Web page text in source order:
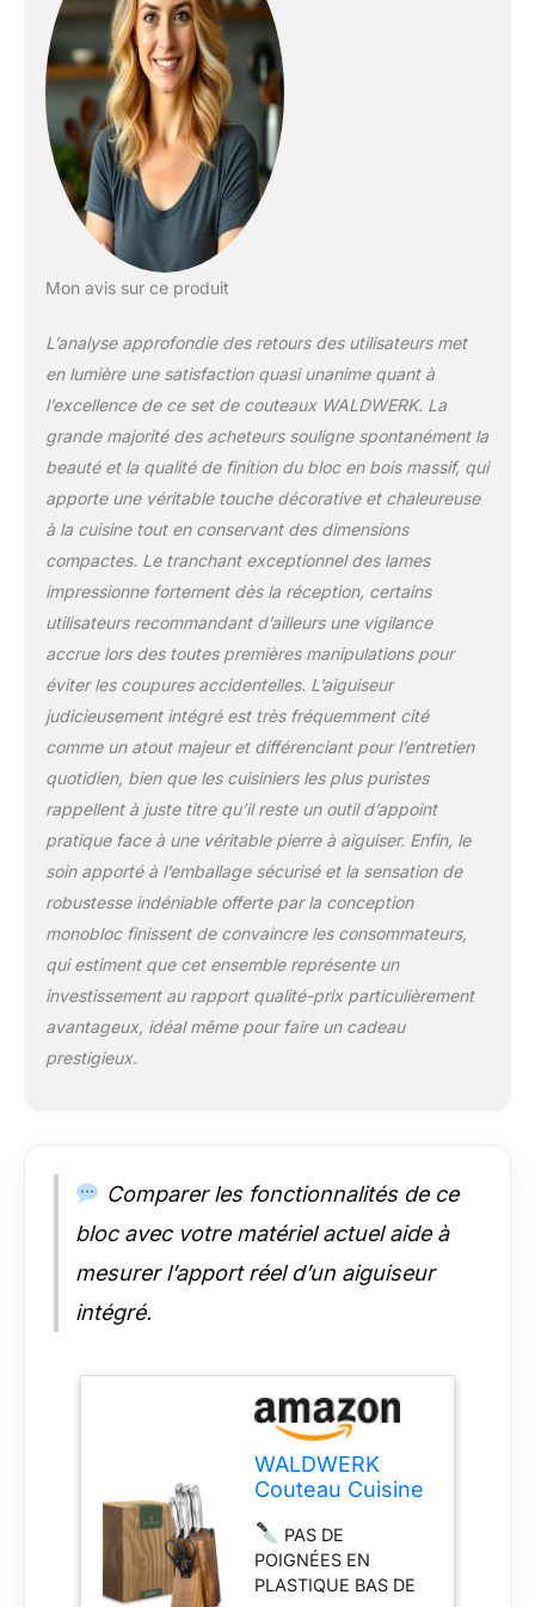
dans l’aiguiseur
intégré, pour qu’ils
restent toujours
parfaitement
aiguisés.
MATÉRIAUX
D’EXCEPTION – Le
bois d’acacia offre
une surface douce
un véritable
dans votre cuisine.
TOUS VOS
COUTEAUX À
PORTÉE DE MAIN –
Vous disposez
couteau idéal pour
toute utilisation. Fini
les recherches en
pleine préparation ou
l’achat de nouveaux
couteaux.
GARANTIE SATISFAIT
OU REMBOURSÉ – Si
vous n’êtes pas
100% satisfait de
votre bloc de
rangement
WALDWERK, nous
vous remboursons
60 jours, sans
conditions.
Mon avis sur ce produit
L’analyse approfondie des retours des utilisateurs met
en lumière une satisfaction quasi unanime quant à
l’excellence de ce set de couteaux WALDWERK. La
grande majorité des acheteurs souligne spontanément la
beauté et la qualité de finition du bloc en bois massif, qui
apporte une véritable touche décorative et chaleureuse
à la cuisine tout en conservant des dimensions
compactes. Le tranchant exceptionnel des lames
impressionne fortement dès la réception, certains
utilisateurs recommandant d’ailleurs une vigilance
accrue lors des toutes premières manipulations pour
éviter les coupures accidentelles. L’aiguiseur
judicieusement intégré est très fréquemment cité
comme un atout majeur et différenciant pour l’entretien
quotidien, bien que les cuisiniers les plus puristes
rappellent à juste titre qu’il reste un outil d’appoint
pratique face à une véritable pierre à aiguiser. Enfin, le
soin apporté à l’emballage sécurisé et la sensation de
robustesse indéniable offerte par la conception
monobloc finissent de convaincre les consommateurs,
qui estiment que cet ensemble représente un
investissement au rapport qualité-prix particulièrement
avantageux, idéal même pour faire un cadeau
prestigieux.
Comparer les fonctionnalités de ce
bloc avec votre matériel actuel aide à
mesurer l’apport réel d’un aiguiseur
intégré.
WALDWERK
Couteau Cuisine
Cuisine avec
Bloc de
Rangement et
PAS DE
POIGNÉES EN
PLASTIQUE BAS DE